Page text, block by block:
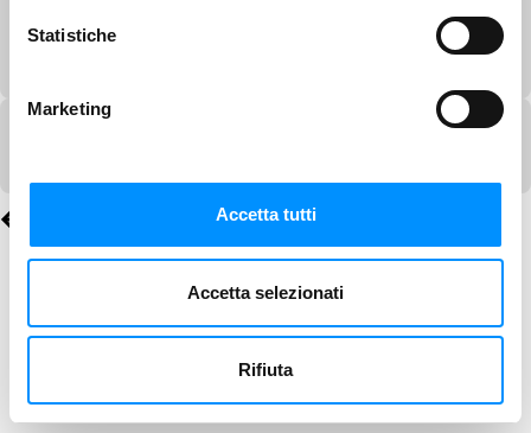
Statistiche
Marketing
Accetta tutti
Accetta selezionati
Rifiuta